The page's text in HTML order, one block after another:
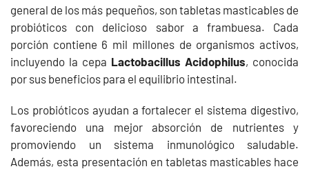
general de los más pequeños, son tabletas masticables de
probióticos con delicioso sabor a frambuesa. Cada
porción contiene 6 mil millones de organismos activos,
incluyendo la cepa Lactobacillus Acidophilus, conocida
por sus beneficios para el equilibrio intestinal.
Los probióticos ayudan a fortalecer el sistema digestivo,
favoreciendo una mejor absorción de nutrientes y
promoviendo un sistema inmunológico saludable.
Además, esta presentación en tabletas masticables hace